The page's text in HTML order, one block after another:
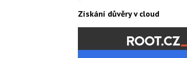
Získání důvěry v cloud